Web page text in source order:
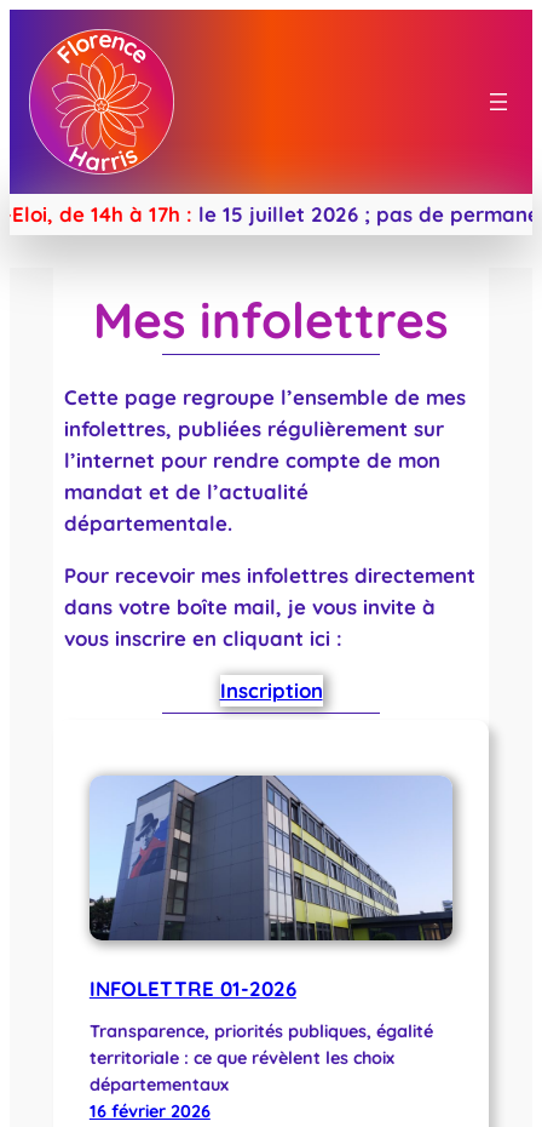
contenu
de 14h à 17h : le 15 juillet 2026 ; pas de
Mes infolettres
Cette page regroupe l’ensemble de mes
infolettres, publiées régulièrement sur
l’internet pour rendre compte de mon
mandat et de l’actualité
départementale.
Pour recevoir mes infolettres directement
dans votre boîte mail, je vous invite à
vous inscrire en cliquant ici :
Inscription
INFOLETTRE 01-2026
Transparence, priorités publiques, égalité
territoriale : ce que révèlent les choix
départementaux
16 février 2026